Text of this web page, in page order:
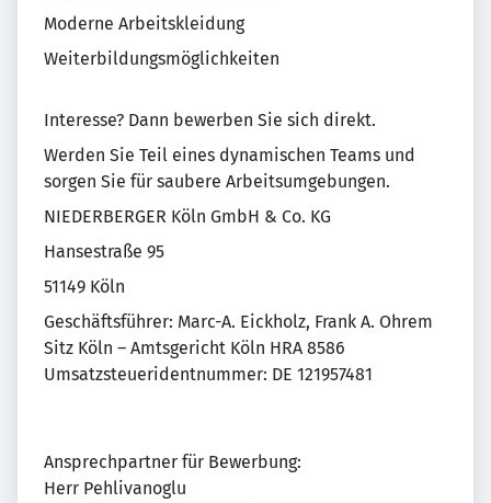
Moderne Arbeitskleidung
Weiterbildungsmöglichkeiten
Interesse? Dann bewerben Sie sich direkt.
Werden Sie Teil eines dynamischen Teams und
sorgen Sie für saubere Arbeitsumgebungen.
NIEDERBERGER Köln GmbH & Co. KG
Hansestraße 95
51149 Köln
Geschäftsführer: Marc-A. Eickholz, Frank A. Ohrem
Sitz Köln – Amtsgericht Köln HRA 8586
Umsatzsteueridentnummer: DE 121957481
Ansprechpartner für Bewerbung:
Herr Pehlivanoglu